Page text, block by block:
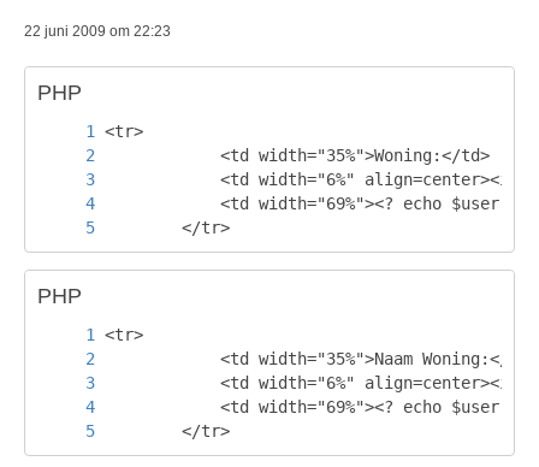
22 juni 2009 om 22:23
PHP
		</tr>
PHP
		</tr>